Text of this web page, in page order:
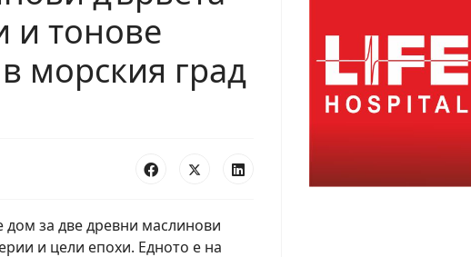
и тонове
морския град
дом за две древни маслинови
и цели епохи. Едното е на